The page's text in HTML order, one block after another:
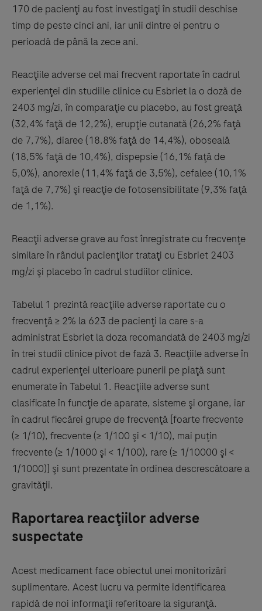
170 de pacienţi au fost investigaţi în studii deschise
timp de peste cinci ani, iar unii dintre ei pentru o
perioadă de până la zece ani.
Reacţiile adverse cel mai frecvent raportate în cadrul
experienţei din studiile clinice cu Esbriet la o doză de
2403 mg/zi, în comparaţie cu placebo, au fost greaţă
(32,4% faţă de 12,2%), erupţie cutanată (26,2% faţă
de 7,7%), diaree (18.8% faţă de 14,4%), oboseală
(18,5% faţă de 10,4%), dispepsie (16,1% faţă de
5,0%), anorexie (11,4% faţă de 3,5%), cefalee (10,1%
faţă de 7,7%) şi reacţie de fotosensibilitate (9,3% faţă
de 1,1%).
Reacţii adverse grave au fost înregistrate cu frecvenţe
similare în rândul pacienţilor trataţi cu Esbriet 2403
mg/zi şi placebo în cadrul studiilor clinice.
Tabelul 1 prezintă reacţiile adverse raportate cu o
frecvenţă ≥ 2% la 623 de pacienţi la care s-a
administrat Esbriet la doza recomandată de 2403 mg/zi
în trei studii clinice pivot de fază 3. Reacţiile adverse în
cadrul experienţei ulterioare punerii pe piaţă sunt
enumerate în Tabelul 1. Reacţiile adverse sunt
clasificate în funcţie de aparate, sisteme şi organe, iar
în cadrul fiecărei grupe de frecvenţă [foarte frecvente
(≥ 1/10), frecvente (≥ 1/100 şi < 1/10), mai puţin
frecvente (≥ 1/1000 şi < 1/100), rare (≥ 1/10000 şi <
1/1000)] şi sunt prezentate în ordinea descrescătoare a
gravităţii.
Raportarea reacţiilor adverse
suspectate
Acest medicament face obiectul unei monitorizări
suplimentare. Acest lucru va permite identificarea
rapidă de noi informaţii referitoare la siguranţă.